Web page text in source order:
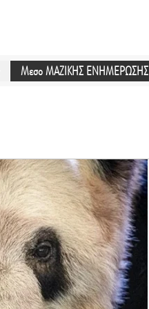
Μεσο ΜΑΖΙΚΗΣ ΕΝΗΜΕΡΩΣΗΣ